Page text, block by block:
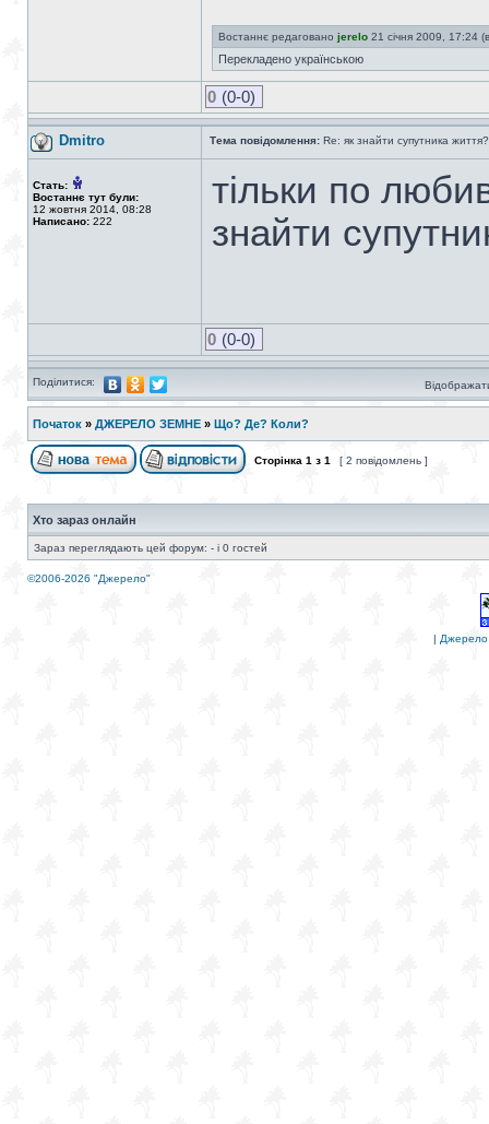
Востаннє редаговано jerelo 21 січня 2009, 17:24
Перекладено українською
0 (0-0)
Dmitro Тема повідомлення: Re: як знайти супутника
Стать:
Востаннє тут були:
12 жовтня 2014, 08:28
Написано: 222
тільки по
знайти
0 (0-0)
Поділитися:
Початок » ДЖЕРЕЛО ЗЕМНЕ » Що? Де? Коли?
Сторінка 1 з 1 [ 2 повідомлень ]
Хто зараз онлайн
Зараз переглядають цей форум: - і 0 гостей
©2006-2026 "Джерело"
| Джерело